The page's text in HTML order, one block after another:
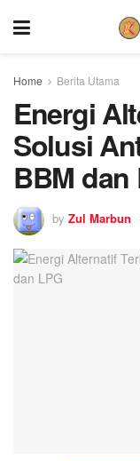
Home Berita Utama
Energi
Solusi
BBM dan
by Zul Marbun